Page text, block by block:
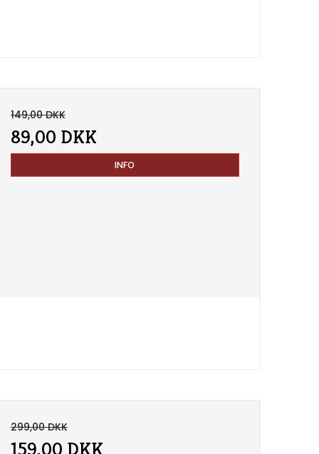
149,00 DKK
89,00 DKK
INFO
299,00 DKK
159,00 DKK